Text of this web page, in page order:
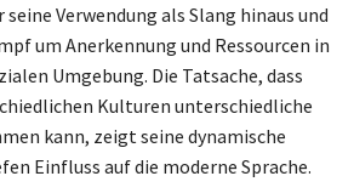
Verwendung als Slang hinaus und
um Anerkennung und Ressourcen in
Umgebung. Die Tatsache, dass
Kulturen unterschiedliche
kann, zeigt seine dynamische
Einfluss auf die moderne Sprache.